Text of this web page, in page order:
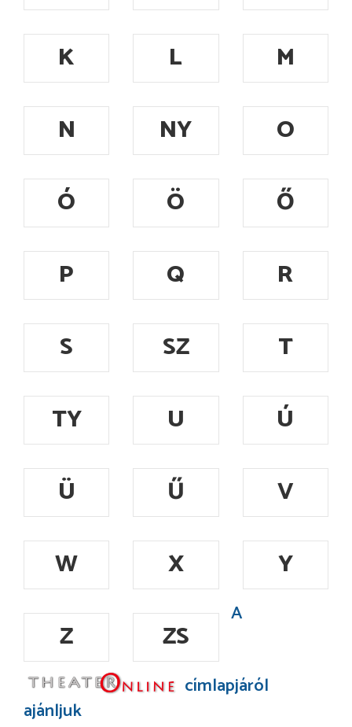
K
L
M
N
NY
O
Ó
Ö
Ő
P
Q
R
S
SZ
T
TY
U
Ú
Ü
Ű
V
W
X
Y
Z
ZS
A
címlapjáról
ajánljuk